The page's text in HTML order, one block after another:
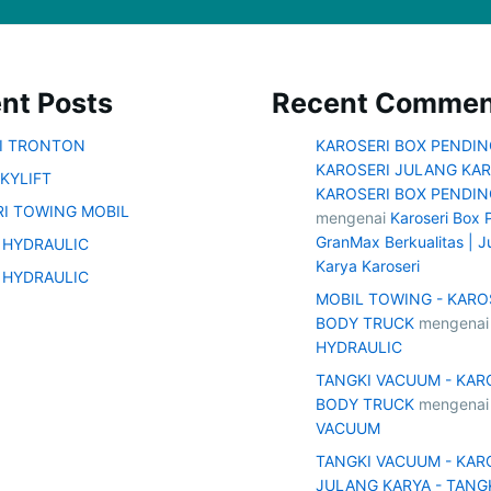
Posts
TRONTON
TOWING MOBIL
Recent
KAROSERI BOX
KAROSERI JULANG
KAROSERI BOX
mengenai Karoseri Box
GranMax Berkualitas |
Karya Karoseri
MOBIL TOWING -
BODY TRUCK
HYDRAULIC
TANGKI VACUUM -
BODY TRUCK
VACUUM
TANGKI VACUUM -
JULANG KARYA -